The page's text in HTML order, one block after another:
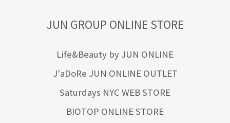
JUN GROUP ONLINE STORE
Life&Beauty by JUN ONLINE
J'aDoRe JUN ONLINE OUTLET
Saturdays NYC WEB STORE
BIOTOP ONLINE STORE